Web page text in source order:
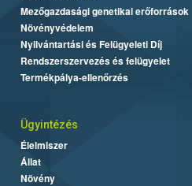
Mezőgazdasági genetikai erőforrások
Növényvédelem
Nyilvántartási és Felügyeleti Díj
Rendszerszervezés és felügyelet
Termékpálya-ellenőrzés
Ügyintézés
Élelmiszer
Állat
Növény